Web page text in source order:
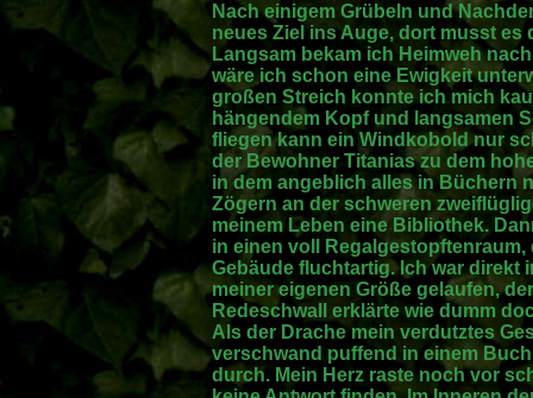
Nach einigem Grübeln und
neues Ziel ins Auge, dort musst
Langsam bekam ich Heimweh
wäre ich schon eine Ewigkeit
großen Streich konnte ich mich
hängendem Kopf und langsamen
fliegen kann ein Windkobold nur
der Bewohner Titanias zu dem
in dem angeblich alles in Büchern
Zögern an der schweren
meinem Leben eine Bibliothek.
in einen voll
Gebäude fluchtartig. Ich war direkt
meiner eigenen Größe gelaufen,
Redeschwall erklärte wie dumm
Als der Drache mein verdutztes
verschwand puffend in einem
durch. Mein Herz raste noch vor